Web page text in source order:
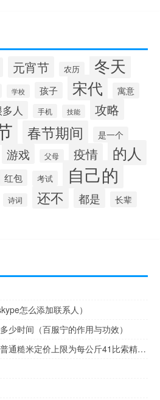
元宵节 农历 冬天
学校 孩子 宋代 寓意
人 手机 技能 攻略
春节期间 是一个
游戏 父母 疫情 的人
红包 考试 自己的
诗词 还不 都是 长辈
怎么添加联系人）
少时间（百服宁的作用与功效）
菲律宾总统办公室声明：普通糙米定价上限为每公斤41比索精糙大米为每公斤45比索价格上限将保持完全有效除非被总统取消